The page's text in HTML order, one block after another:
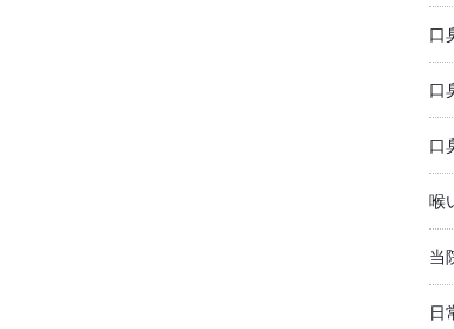
口
口
口
喉
当
日